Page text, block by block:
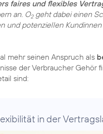
faires und flexibles
an. O2geht dabei einen
und potenziellen
mehr seinen Anspruch als
der Verbraucher Gehör
sind:
in der